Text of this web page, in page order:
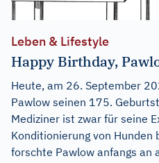
Leben & Lifestyle
Happy Birthday,
Heute, am 26. September
Pawlow seinen 175.
Mediziner ist zwar für seine
Konditionierung von Hunden
forschte Pawlow anfangs an